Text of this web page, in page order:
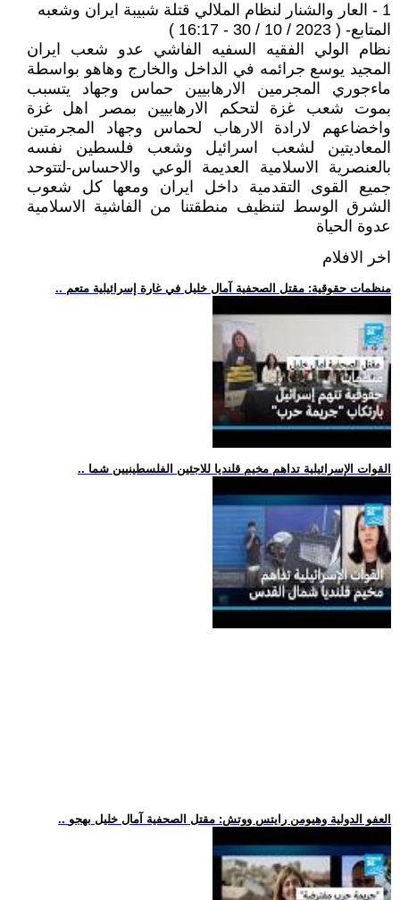
1 - العار والشنار لنظام الملالي قتلة شبيبة ايران وشعبه
المتابع- ( 2023 / 10 / 30 - 16:17 )
نظام الولي الفقيه السفيه الفاشي عدو شعب ايران
المجيد يوسع جرائمه في الداخل والخارج وهاهو بواسطة
ماءجوري المجرمين الارهابيين حماس وجهاد يتسبب
بموت شعب غزة لتحكم الارهابيين بمصر اهل غزة
واخضاعهم لارادة الارهاب لحماس وجهاد المجرمتين
المعاديتين لشعب اسرائيل وشعب فلسطين نفسه
بالعنصرية الاسلامية العديمة الوعي والاحساس-لتتوحد
جميع القوى التقدمية داخل ايران ومعها كل شعوب
الشرق الوسط لتنظيف منطقتنا من الفاشية الاسلامية
عدوة الحياة
اخر الافلام
.. منظمات حقوقية: مقتل الصحفية آمال خليل في غارة إسرائيلية متعم
.. القوات الإسرائيلية تداهم مخيم قلنديا للاجئين الفلسطينيين شما
.. العفو الدولية وهيومن رايتس ووتش: مقتل الصحفية آمال خليل بهجو